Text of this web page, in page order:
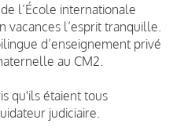
l’École internationale
vacances l’esprit tranquille.
d’enseignement privé
au CM2.
qu'ils étaient tous
judiciaire.